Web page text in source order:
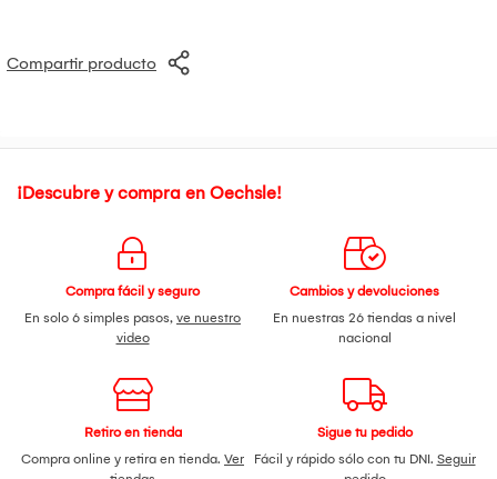
Compartir producto
¡Descubre y compra en Oechsle!
Compra fácil y seguro
En solo 6 simples pasos, ve nuestro
video
Cambios y devoluciones
En nuestras 26 tiendas a nivel
nacional
Retiro en tienda
Compra online y retira en tienda. Ver
Sigue tu pedido
Fácil y rápido sólo con tu DNI. Seguir